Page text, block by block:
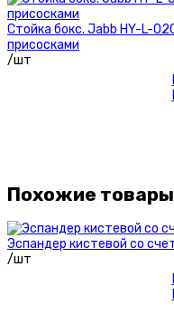
Стойка бокс. Jabb HY-L-
присосками
/шт
Похожие товары
Эспандер кистевой со
/шт